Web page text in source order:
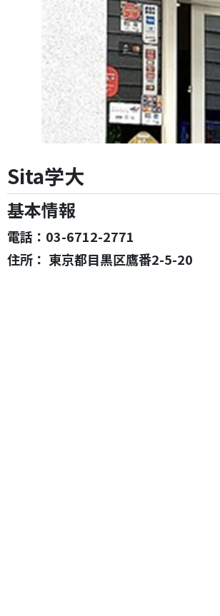
Sita学大
基本情報
電話：03-6712-2771
住所： 東京都目黒区鷹番2-5-20